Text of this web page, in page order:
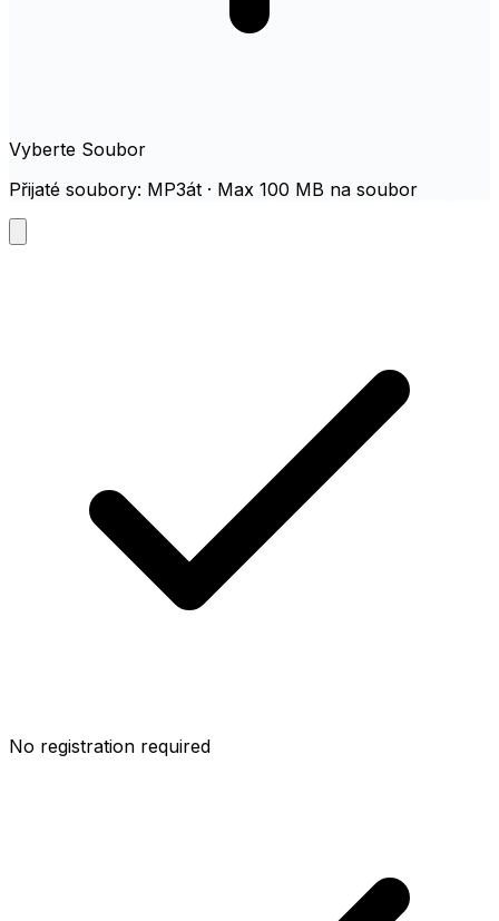
Vyberte Soubor
Přijaté soubory: MP3át · Max 100 MB na soubor
No registration required